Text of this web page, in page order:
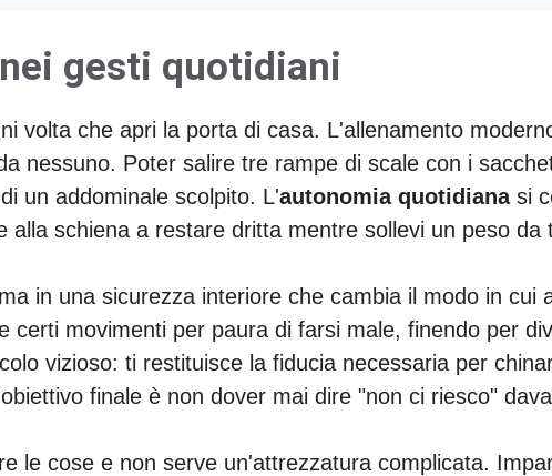
gesti quotidiani
volta che apri la porta di casa. L'allenamento
nessuno. Poter salire tre rampe di scale con i
un addominale scolpito. L'autonomia quotidianasi
alla schiena a restare dritta mentre sollevi un peso da
in una sicurezza interiore che cambia il modo in cui
certi movimenti per paura di farsi male, finendo per
vizioso: ti restituisce la fiducia necessaria per
finale è non dover mai dire "non ci riesco"
le cose e non serve un'attrezzatura complicata.